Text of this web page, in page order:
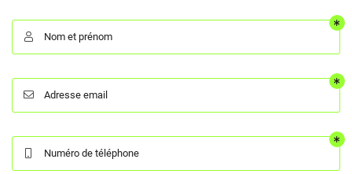
Rafraîchir le captcha
 Nom et prénom
 Adresse email
Numéro de téléphone